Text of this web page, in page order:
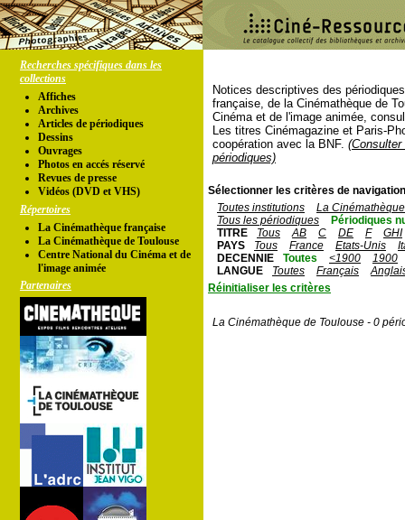
Recherches spécifiques dans les
collections
Affiches
Archives
Articles de périodiques
Dessins
Ouvrages
Photos en accés réservé
Revues de presse
Vidéos (DVD et VHS)
Répertoires
La Cinémathèque française
La Cinémathèque de Toulouse
Centre National du Cinéma et de
l'image animée
Partenaires
Notices descriptives des
française, de la Cinémathèque de
Cinéma et de l'image animée,
Les titres Cinémagazine et Paris-
coopération avec la BNF.
périodiques)
Sélectionner les critères de
Toutes institutions
La
Tous les périodiques
Périodiques
TITRE
Tous AB C DE F
GHI
PAYS
Tous France Etats-Unis
DECENNIE
Toutes <1900
1900
LANGUE
Toutes Français
Réinitialiser les critères
La Cinémathèque de Toulouse - 0